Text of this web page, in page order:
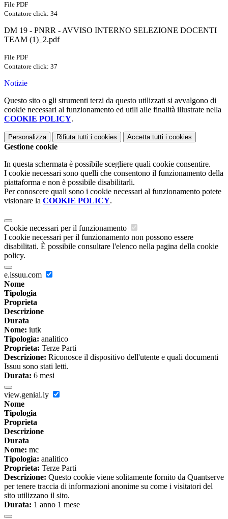
File PDF
Contatore click: 34
DM 19 - PNRR - AVVISO INTERNO SELEZIONE DOCENTI
TEAM (1)_2.pdf
File PDF
Contatore click: 37
Notizie
Questo sito o gli strumenti terzi da questo utilizzati si avvalgono di
cookie necessari al funzionamento ed utili alle finalità illustrate nella
COOKIE POLICY.
Personalizza Rifiuta tutti i cookies Accetta tutti i cookies
Gestione cookie
In questa schermata è possibile scegliere quali cookie consentire.
I cookie necessari sono quelli che consentono il funzionamento della
piattaforma e non è possibile disabilitarli.
Per conoscere quali sono i cookie necessari al funzionamento potete
visionare la COOKIE POLICY.
Cookie necessari per il funzionamento
I cookie necessari per il funzionamento non possono essere
disabilitati. È possibile consultare l'elenco nella pagina della cookie
policy.
e.issuu.com
Nome
Tipologia
Proprieta
Descrizione
Durata
Nome: iutk
Tipologia: analitico
Proprieta: Terze Parti
Descrizione: Riconosce il dispositivo dell'utente e quali documenti
Issuu sono stati letti.
Durata: 6 mesi
view.genial.ly
Nome
Tipologia
Proprieta
Descrizione
Durata
Nome: mc
Tipologia: analitico
Proprieta: Terze Parti
Descrizione: Questo cookie viene solitamente fornito da Quantserve
per tenere traccia di informazioni anonime su come i visitatori del
sito utilizzano il sito.
Durata: 1 anno 1 mese